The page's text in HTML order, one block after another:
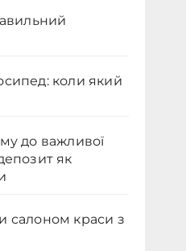
коли який
до важливої
як
салоном краси з